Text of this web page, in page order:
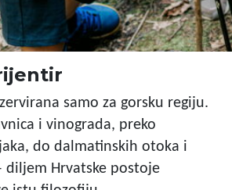
samo za gorsku regiju.
i vinograda, preko
do dalmatinskih otoka i
diljem Hrvatske postoje